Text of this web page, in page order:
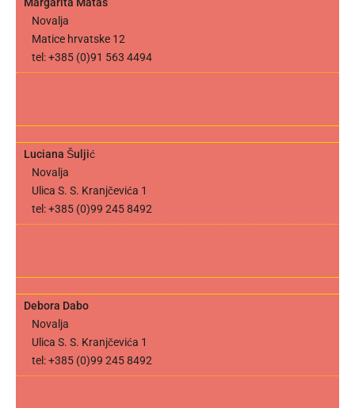
Novalja
Matice hrvatske 12
tel: +385 (0)91 563 4494
Luciana Šuljić
Novalja
Ulica S. S. Kranjčevića 1
tel: +385 (0)99 245 8492
Debora Dabo
Novalja
Ulica S. S. Kranjčevića 1
tel: +385 (0)99 245 8492